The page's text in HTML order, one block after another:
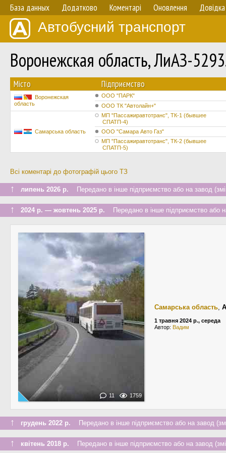
База данных Додатково Коментарі Оновлення Довідка
Автобусний транспорт
Воронежская область, ЛиАЗ-
Мiсто Підприємство
Воронежская
область
ООО "ПАРК"
ООО ТК "Автолайн+"
Самарська область
МП "Пассажиравтотранс", ТК-1 (бывшее
СПАТП-4)
ООО "Самара Авто Газ"
МП "Пассажиравтотранс", ТК-2 (бывшее
СПАТП-5)
Всі коментарі до фотографій цього ТЗ
↑ липень 2026 р. Передано в інше підприємство або на завод
↑ 2024 р. — жовтень 2025 р. Передано в інше підприємство або
11 1759
Самарська область,
1 травня 2024 р., середа
Автор: Вадим
↑ грудень 2022 р. Передано в інше підприємство або на завод
↑ квітень 2018 р. Передано в інше підприємство або на завод